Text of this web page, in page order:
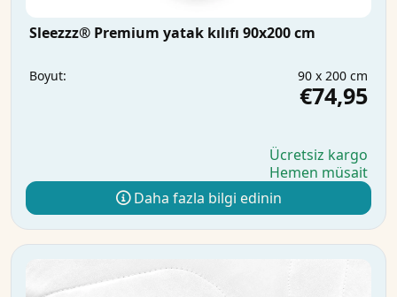
Sleezzz® Premium yatak kılıfı 90x200 cm
Boyut: 90 x 200 cm
€74,95
Ücretsiz kargo
Hemen müsait
Daha fazla bilgi edinin